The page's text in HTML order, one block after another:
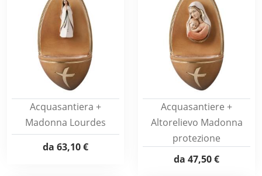
Acquasantiera +
Madonna Lourdes
da 63,10 €
Acquasantiere +
Altorelievo Madonna
protezione
da 47,50 €